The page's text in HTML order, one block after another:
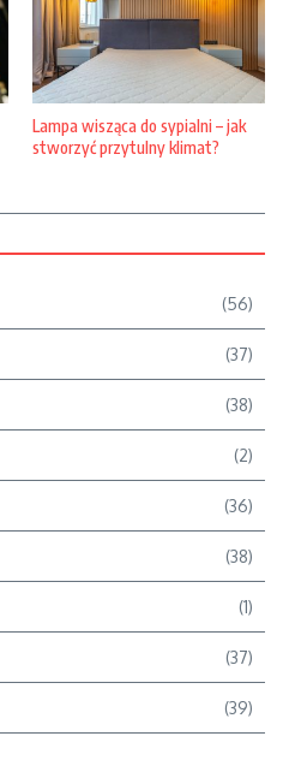
Lampa wisząca do sypialni – jak
stworzyć przytulny klimat?
(56)
(37)
(38)
(2)
(36)
(38)
(1)
(37)
(39)